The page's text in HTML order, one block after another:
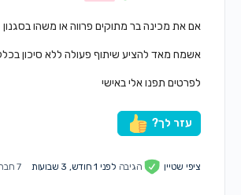
אם את מכינה בר מתוקים פרווה או משהו בסגנון
אשמח מאד להציע שיתוף פעולה ללא סיכון בכלל
לפרטים תפנו אלי באישי
עזר לך?
ציפי שטיין הגיבהלפני 1 חודש, 3 שבועות 7 חברות